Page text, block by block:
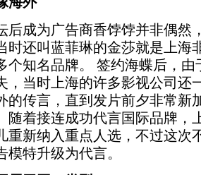
成为广告商香饽饽并非偶然
时还叫蓝菲琳的金莎就是上海
知名品牌。
签约海蝶后，由
，当时上海的许多影视公司还
的传言，直到发片前夕非常新
随着接连成功代言国际品牌，
重新纳入重点人选，不过这次
特升级为代言。